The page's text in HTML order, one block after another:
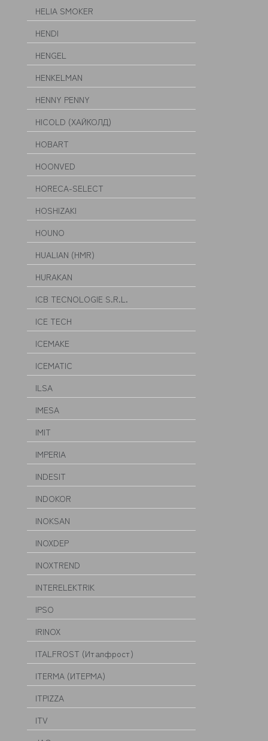
HELIA SMOKER
HENDI
HENGEL
HENKELMAN
HENNY PENNY
HICOLD (ХАЙКОЛД)
HOBART
HOONVED
HORECA-SELECT
HOSHIZAKI
HOUNO
HUALIAN (HMR)
HURAKAN
ICB TECNOLOGIE S.R.L.
ICE TECH
ICEMAKE
ICEMATIC
ILSA
IMESA
IMIT
IMPERIA
INDESIT
INDOKOR
INOKSAN
INOXDEP
INOXTREND
INTERELEKTRIK
IPSO
IRINOX
ITALFROST (Италфрост)
ITERMA (ИТЕРМА)
ITPIZZA
ITV